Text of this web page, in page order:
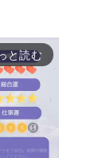
と読む